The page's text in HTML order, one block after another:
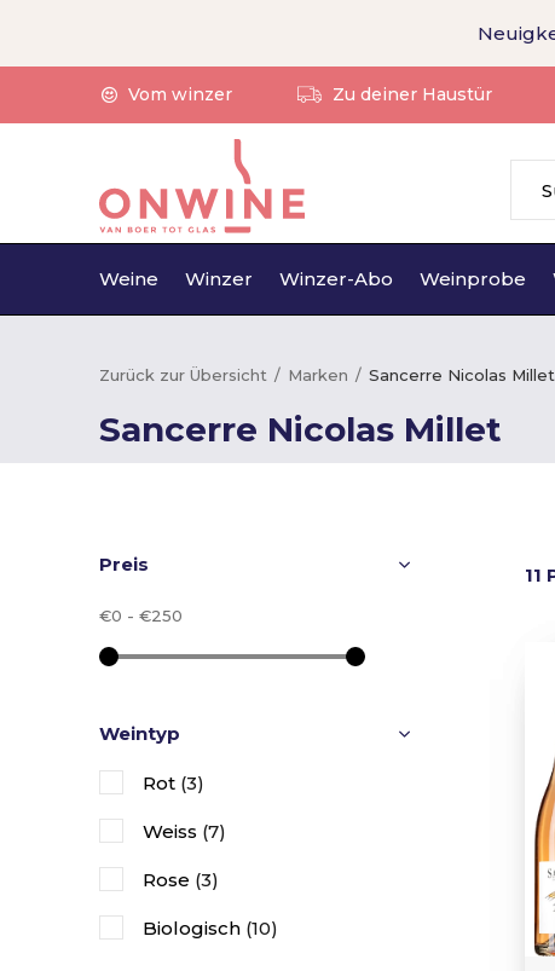
Weine Winzer Winzer-Abo Weinprobe
Vom winzer Zu deiner Haustür
Zurück zur Übersicht Marken Sancerre Nicolas Millet
Sancerre Nicolas Millet
11
Preis
€0 - €250
Weintyp
Rot (3)
Weiss (7)
Rose (3)
Biologisch (10)